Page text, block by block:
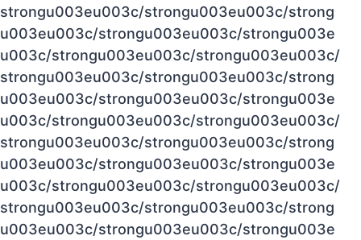
strongu003eu003c/strongu003eu003c/strong
u003eu003c/strongu003eu003c/strongu003e
u003c/strongu003eu003c/strongu003eu003c/
strongu003eu003c/strongu003eu003c/strong
u003eu003c/strongu003eu003c/strongu003e
u003c/strongu003eu003c/strongu003eu003c/
strongu003eu003c/strongu003eu003c/strong
u003eu003c/strongu003eu003c/strongu003e
u003c/strongu003eu003c/strongu003eu003c/
strongu003eu003c/strongu003eu003c/strong
u003eu003c/strongu003eu003c/strongu003e